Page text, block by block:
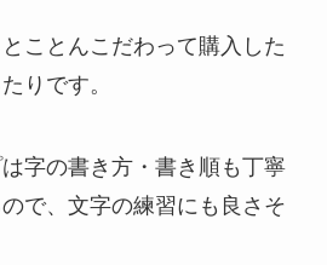
ことんこだわって購入した
りです。
字の書き方・書き順も丁寧
で、文字の練習にも良さそ